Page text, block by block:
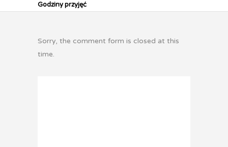
Godziny przyjęć
Sorry, the comment form is closed at this
time.